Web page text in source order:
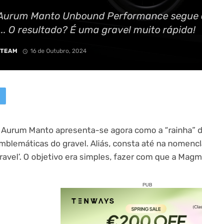
Manto Unbound Performance
O resultado? É uma gravel muito rápida!
16 de Outubro, 2024
Manto apresenta-se agora como a “rainha”
do gravel. Aliás, consta até na
O objetivo era simples, fazer com que a
PUB